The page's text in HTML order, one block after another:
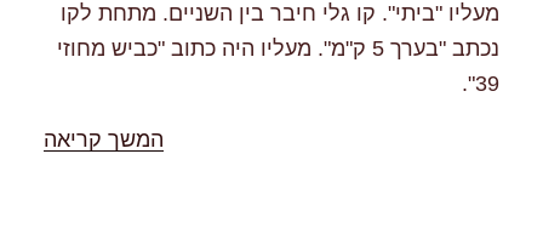
מעליו "ביתי". קו גלי חיבר בין השניים. מתחת לקו
נכתב "בערך 5 ק"מ". מעליו היה כתוב "כביש מחוזי
39".
המשך קריאה